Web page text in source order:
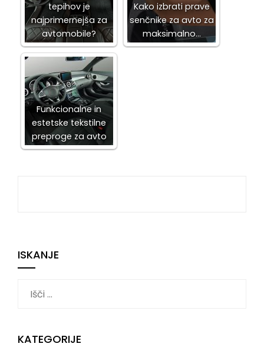
tepihov je
najprimernejša za
avtomobile?
Kako izbrati prave
senčnike za avto za
maksimalno…
Funkcionalne in
estetske tekstilne
preproge za avto
ISKANJE
KATEGORIJE